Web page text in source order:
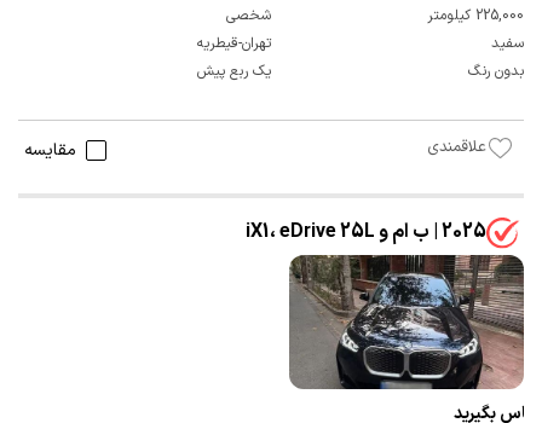
225,000 کیلومتر
شخصی
سفید
تهران-قیطریه
بدون رنگ
یک ربع پیش
علاقمندی مقایسه
2025 | ب ام و iX1، eDrive 25L
تماس بگیرید